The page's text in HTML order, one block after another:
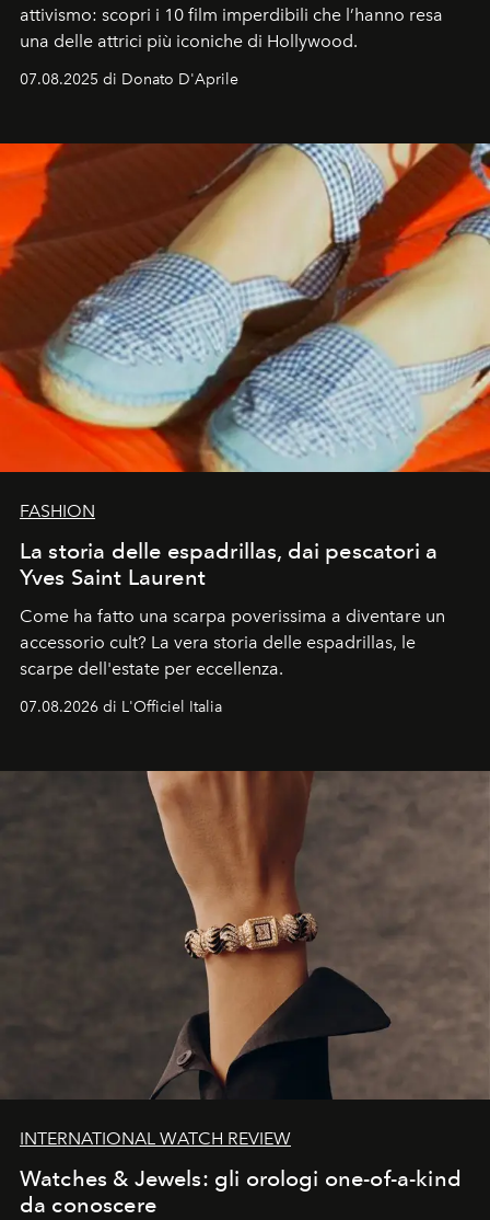
attivismo: scopri i 10 film imperdibili che l’hanno resa
una delle attrici più iconiche di Hollywood.
07.08.2025 di Donato D'Aprile
FASHION
La storia delle espadrillas, dai pescatori a
Yves Saint Laurent
Come ha fatto una scarpa poverissima a diventare un
accessorio cult? La vera storia delle espadrillas, le
scarpe dell'estate per eccellenza.
07.08.2026 di L'Officiel Italia
INTERNATIONAL WATCH REVIEW
Watches & Jewels: gli orologi one-of-a-kind
da conoscere